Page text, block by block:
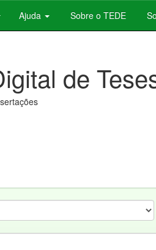
Ajuda Sobre o TEDE
de